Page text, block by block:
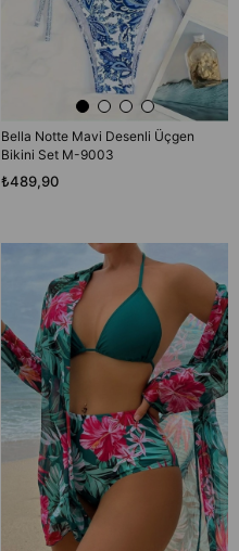
Bella Notte Mavi Desenli Üçgen
Bikini Set M-9003
₺489,90